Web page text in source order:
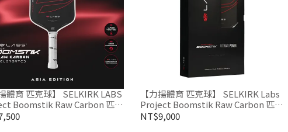
揚體育 匹克球】 SELKIRK LABS
Raw Carbon 匹克
【力揚體育 匹克球】 SELKIRK Labs
Project Boomstik Raw Carbon 匹克
球拍 限量盒裝版
NT$9,000